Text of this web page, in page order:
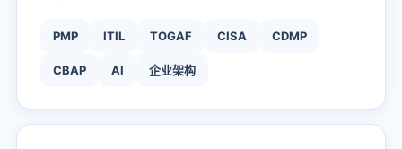
PMP ITIL TOGAF CISA CDMP
CBAP AI 企业架构